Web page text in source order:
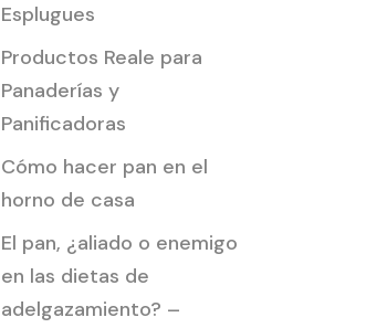
Esplugues
Productos Reale para
Panaderías y
Panificadoras
Cómo hacer pan en el
horno de casa
El pan, ¿aliado o enemigo
en las dietas de
adelgazamiento? –